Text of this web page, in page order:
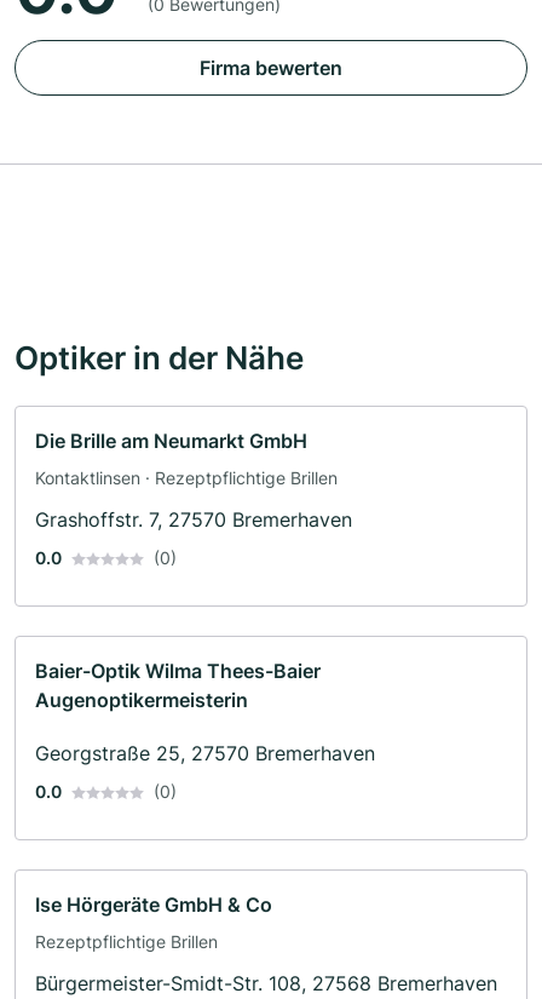
Firma bewerten
Optiker in der Nähe
Die Brille am Neumarkt GmbH
Kontaktlinsen · Rezeptpflichtige Brillen
Grashoffstr. 7, 27570 Bremerhaven
0.0 (0)
Baier-Optik Wilma Thees-Baier
Augenoptikermeisterin
Georgstraße 25, 27570 Bremerhaven
0.0 (0)
Ise Hörgeräte GmbH & Co
Rezeptpflichtige Brillen
Bürgermeister-Smidt-Str. 108, 27568 Bremerhaven